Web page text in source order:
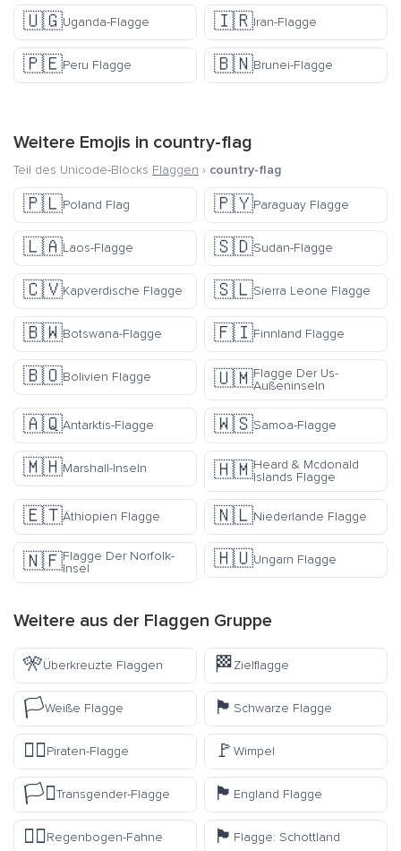
🇺🇬Uganda-Flagge 🇮🇷Iran-Flagge
🇵🇪Peru Flagge 🇧🇳Brunei-Flagge
Weitere Emojis in country-flag
Teil des Unicode-Blocks Flaggen › country-flag
🇵🇱Poland Flag 🇵🇾Paraguay Flagge
🇱🇦Laos-Flagge 🇸🇩Sudan-Flagge
🇨🇻Kapverdische Flagge 🇸🇱Sierra Leone Flagge
🇧🇼Botswana-Flagge 🇫🇮Finnland Flagge
🇧🇴Bolivien Flagge 🇺🇲Flagge Der Us-
Außeninseln
🇦🇶Antarktis-Flagge 🇼🇸Samoa-Flagge
🇲🇭Marshall-Inseln 🇭🇲Heard & Mcdonald
Islands Flagge
🇪🇹Äthiopien Flagge 🇳🇱Niederlande Flagge
🇳🇫Flagge Der Norfolk-
Insel
🇭🇺Ungarn Flagge
Weitere aus der Flaggen Gruppe
🎌Überkreuzte Flaggen 🏁Zielflagge
🏳️Weiße Flagge 🏴 Schwarze Flagge
🏴‍☠️Piraten-Flagge 🚩 Wimpel
🏳️‍⚧️Transgender-Flagge 🏴󠁧󠁢󠁥󠁮󠁧󠁿 England Flagge
🏳️‍🌈Regenbogen-Fahne 🏴󠁧󠁢󠁳󠁣󠁴󠁿 Flagge: Schottland